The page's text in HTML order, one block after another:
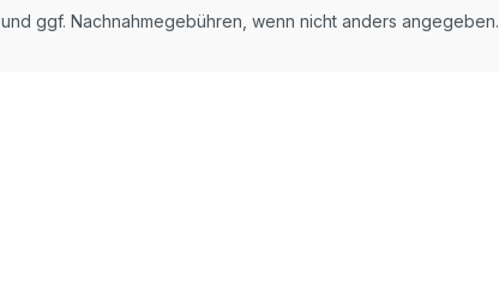
und ggf. Nachnahmegebühren, wenn nicht anders angegeben.